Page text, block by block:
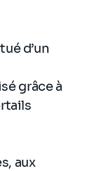
d’un
grâce à
aux